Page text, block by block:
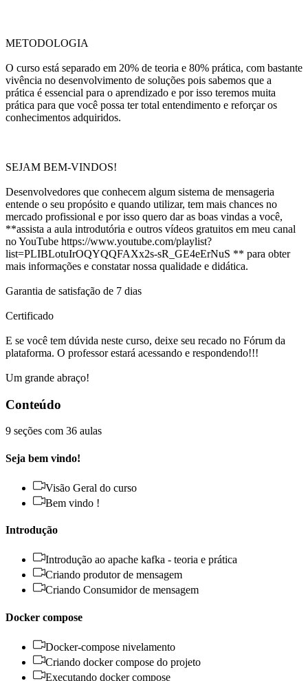
METODOLOGIA
O curso está separado em 20% de teoria e 80% prática, com bastante
vivência no desenvolvimento de soluções pois sabemos que a
prática é essencial para o aprendizado e por isso teremos muita
prática para que você possa ter total entendimento e reforçar os
conhecimentos adquiridos.
SEJAM BEM-VINDOS!
Desenvolvedores que conhecem algum sistema de mensageria
entende o seu propósito e quando utilizar, tem mais chances no
mercado profissional e por isso quero dar as boas vindas a você,
**assista a aula introdutória e outros vídeos gratuitos em meu canal
no YouTube https://www.youtube.com/playlist?
list=PLIBLotuIrOQYQQFAXx2s-sR_GE4eErNuS ** para obter
mais informações e constatar nossa qualidade e didática.
Garantia de satisfação de 7 dias
Certificado
E se você tem dúvida neste curso, deixe seu recado no Fórum da
plataforma. O professor estará acessando e respondendo!!!
Um grande abraço!
Conteúdo
9 seções com 36 aulas
Seja bem vindo!
Visão Geral do curso
Bem vindo !
Introdução
Introdução ao apache kafka - teoria e prática
Criando produtor de mensagem
Criando Consumidor de mensagem
Docker compose
Docker-compose nivelamento
Criando docker compose do projeto
Executando docker compose